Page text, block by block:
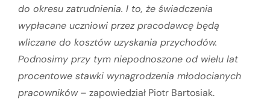
do okresu zatrudnienia. I to, że świadczenia
wypłacane uczniowi przez pracodawcę będą
wliczane do kosztów uzyskania przychodów.
Podnosimy przy tym niepodnoszone od wielu lat
procentowe stawki wynagrodzenia młodocianych
pracowników– zapowiedział Piotr Bartosiak.